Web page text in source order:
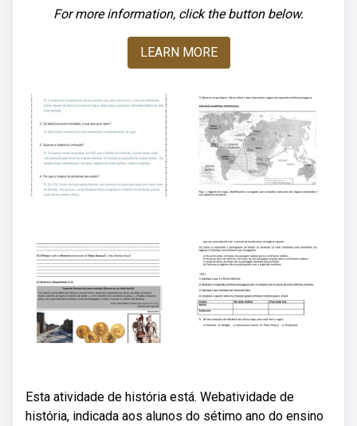
For more information, click the button below.
LEARN MORE
Esta atividade de história está. Webatividade de
história, indicada aos alunos do sétimo ano do ensino